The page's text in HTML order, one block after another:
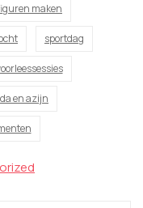
maken
sportdag
en azijn